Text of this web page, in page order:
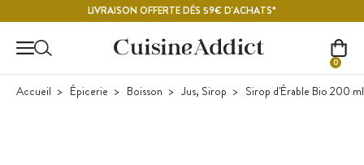
LIVRAISON OFFERTE DÈS 59€ D'ACHATS*
0
Accueil Épicerie Boisson Jus, Sirop Sirop d'Érable Bio 200